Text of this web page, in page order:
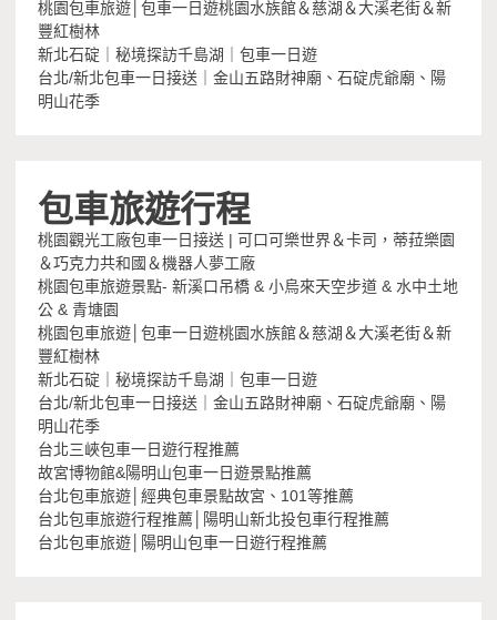
桃園包車旅遊│包車一日遊桃園水族館＆慈湖＆大溪老街＆新
豐紅樹林
新北石碇｜秘境探訪千島湖｜包車一日遊
台北/新北包車一日接送｜金山五路財神廟、石碇虎爺廟、陽
明山花季
包車旅遊行程
桃園觀光工廠包車一日接送 | 可口可樂世界＆卡司，蒂菈樂園
＆巧克力共和國＆機器人夢工廠
桃園包車旅遊景點- 新溪口吊橋 & 小烏來天空步道 & 水中土地
公 & 青塘園
桃園包車旅遊│包車一日遊桃園水族館＆慈湖＆大溪老街＆新
豐紅樹林
新北石碇｜秘境探訪千島湖｜包車一日遊
台北/新北包車一日接送｜金山五路財神廟、石碇虎爺廟、陽
明山花季
台北三峽包車一日遊行程推薦
故宮博物館&陽明山包車一日遊景點推薦
台北包車旅遊│經典包車景點故宮、101等推薦
台北包車旅遊行程推薦│陽明山新北投包車行程推薦
台北包車旅遊│陽明山包車一日遊行程推薦